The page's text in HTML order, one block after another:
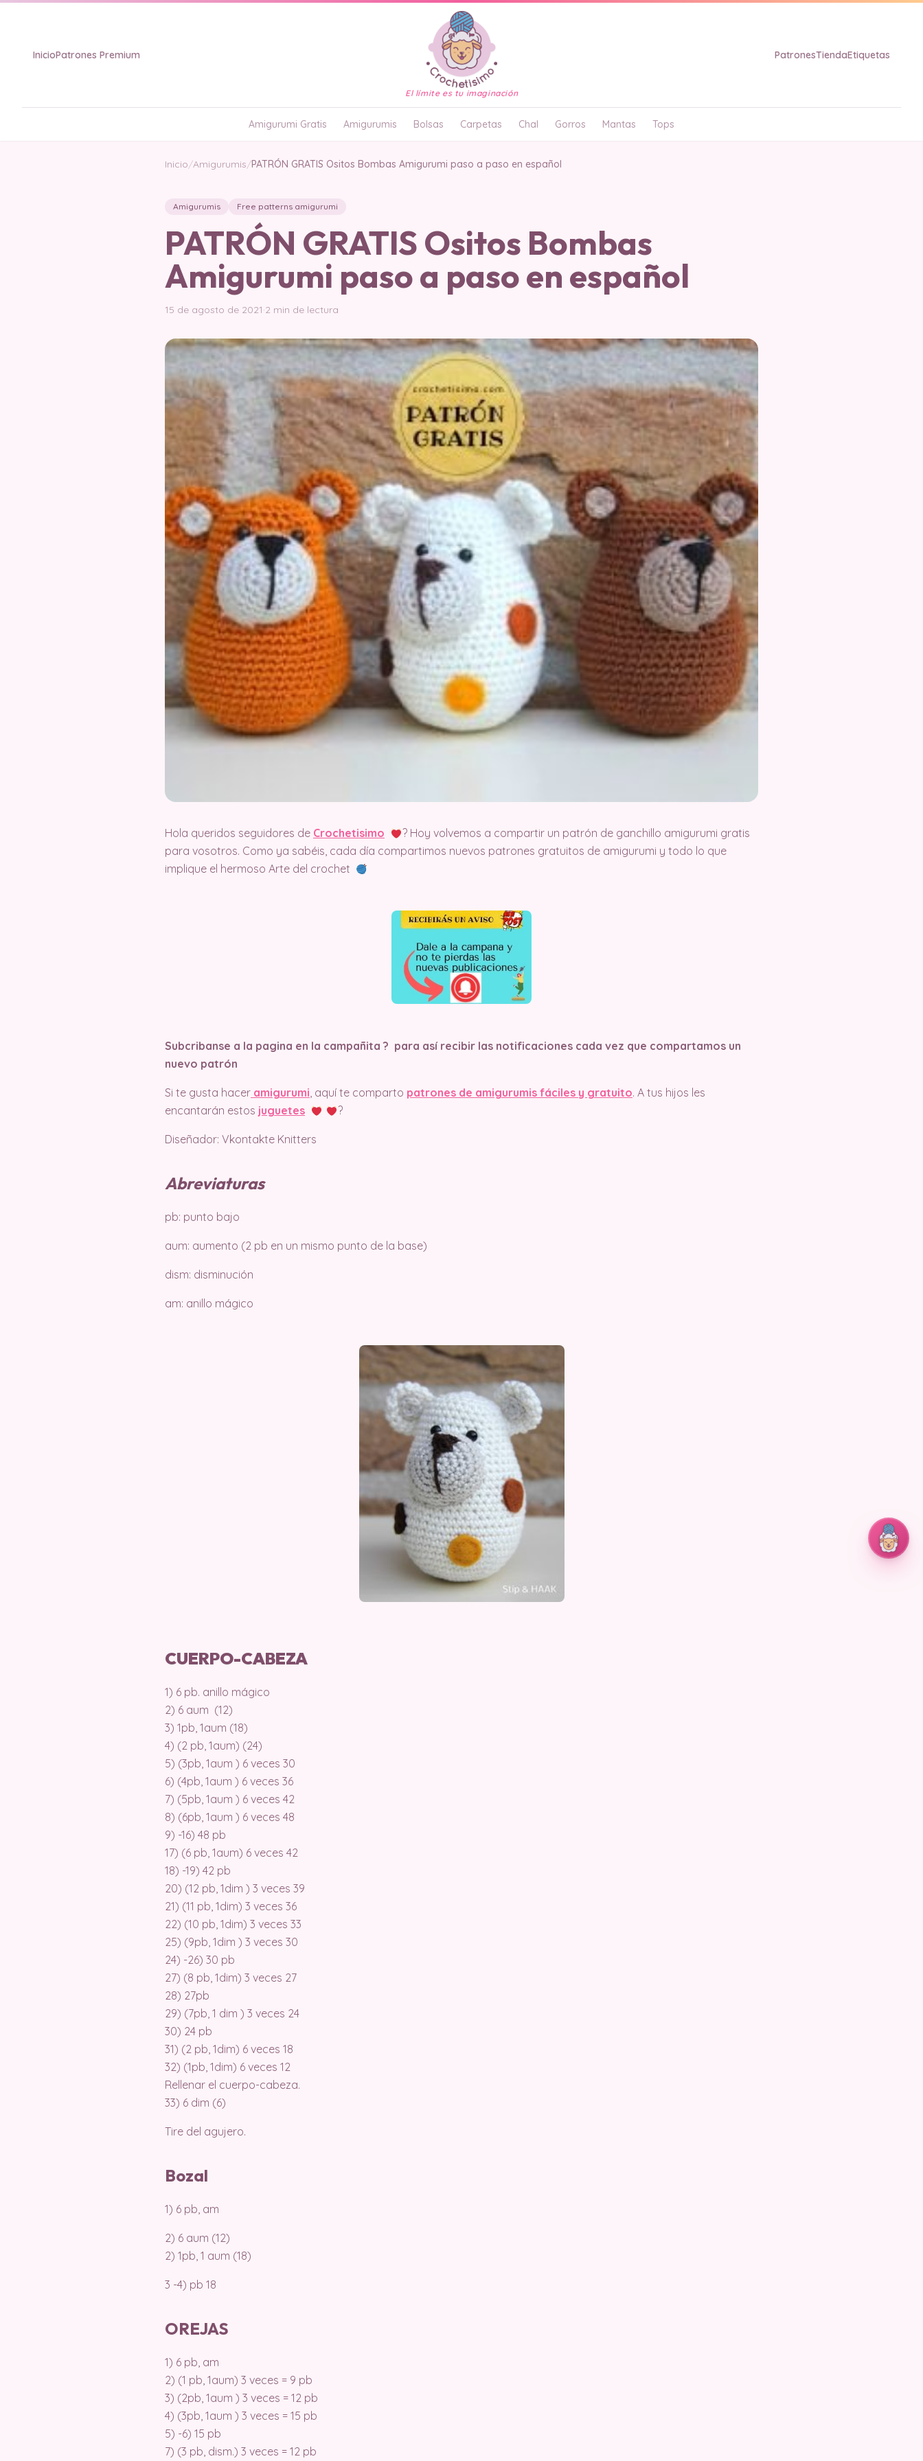
InicioPatrones Premium
El límite es tu imaginación
PatronesTiendaEtiquetas
Amigurumi Gratis Amigurumis Bolsas Carpetas Chal Gorros Mantas Tops
Inicio/Amigurumis/PATRÓN GRATIS Ositos Bombas Amigurumi paso a paso en español
Amigurumis Free patterns amigurumi
PATRÓN GRATIS Ositos Bombas
Amigurumi paso a paso en español
15 de agosto de 2021·2 min de lectura
Hola queridos seguidores de Crochetisimo
? Hoy volvemos a compartir un patrón de ganchillo amigurumi gratis
para vosotros. Como ya sabéis, cada día compartimos nuevos patrones gratuitos de amigurumi y todo lo que
implique el hermoso Arte del crochet
Subcribanse a la pagina en la campañita ? para así recibir las notificaciones cada vez que compartamos un
nuevo patrón
Si te gusta hacer amigurumi, aquí te comparto patrones de amigurumis fáciles y gratuito. A tus hijos les
encantarán estos juguetes ?
Diseñador: Vkontakte Knitters
Abreviaturas
pb: punto bajo
aum: aumento (2 pb en un mismo punto de la base)
dism: disminución
am: anillo mágico
CUERPO-CABEZA
1) 6 pb. anillo mágico
2) 6 aum (12)
3) 1pb, 1aum (18)
4) (2 pb, 1aum) (24)
5) (3pb, 1aum ) 6 veces 30
6) (4pb, 1aum ) 6 veces 36
7) (5pb, 1aum ) 6 veces 42
8) (6pb, 1aum ) 6 veces 48
9) -16) 48 pb
17) (6 pb, 1aum) 6 veces 42
18) -19) 42 pb
20) (12 pb, 1dim ) 3 veces 39
21) (11 pb, 1dim) 3 veces 36
22) (10 pb, 1dim) 3 veces 33
25) (9pb, 1dim ) 3 veces 30
24) -26) 30 pb
27) (8 pb, 1dim) 3 veces 27
28) 27pb
29) (7pb, 1 dim ) 3 veces 24
30) 24 pb
31) (2 pb, 1dim) 6 veces 18
32) (1pb, 1dim) 6 veces 12
Rellenar el cuerpo-cabeza.
33) 6 dim (6)
Tire del agujero.
Bozal
1) 6 pb, am
2) 6 aum (12)
2) 1pb, 1 aum (18)
3 -4) pb 18
OREJAS
1) 6 pb, am
2) (1 pb, 1aum) 3 veces = 9 pb
3) (2pb, 1aum ) 3 veces = 12 pb
4) (3pb, 1aum ) 3 veces = 15 pb
5) -6) 15 pb
7) (3 pb, dism.) 3 veces = 12 pb